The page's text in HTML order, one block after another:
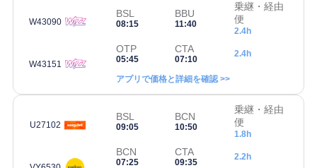
W43090
BSL
08:15
BBU
11:40
乗継・経由
便
2.4h
W43151
OTP
05:45
CTA
07:10
2.4h
アプリで価格と詳細を確認 >>
U27102
BSL
09:05
BCN
10:50
乗継・経由
便
1.8h
BCN
07:25
CTA
09:35
2.2h